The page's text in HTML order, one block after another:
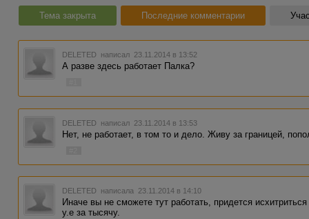
Тема закрыта Последние комментарии
DELETED написал 23.11.2014 в 13:52
А разве здесь работает Палка?
DELETED написал 23.11.2014 в 13:53
Нет, не работает, в том то и дело. Живу за границей,
DELETED написала 23.11.2014 в 14:10
Иначе вы не сможете тут работать, придется
у.е за тысячу.